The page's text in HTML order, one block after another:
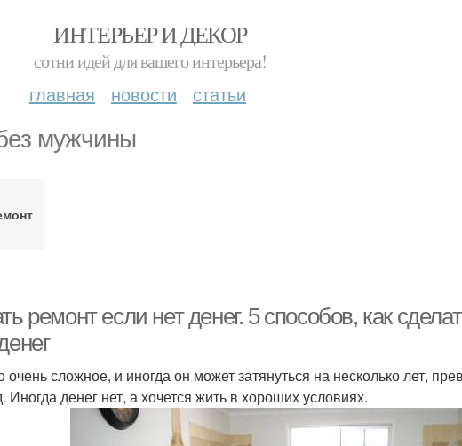
ИНТЕРЬЕР И ДЕКОР
сотни идей для вашего интерьера!
главная новости статьи
мужчины
ремонт если нет денег. 5 способов, как
очень сложное, и иногда он может затянуться на несколько лет,
Иногда денег нет, а хочется жить в хороших условиях.